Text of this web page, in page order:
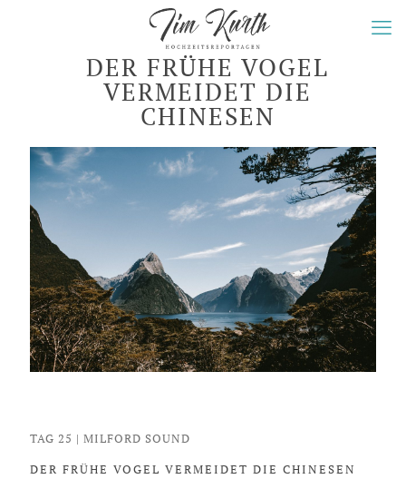
DER FRÜHE VOGEL
VERMEIDET DIE
CHINESEN
TAG 25 | MILFORD SOUND
DER FRÜHE VOGEL VERMEIDET DIE CHINESEN